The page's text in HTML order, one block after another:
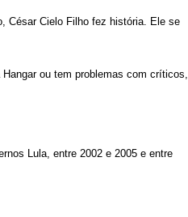
César Cielo Filho fez história. Ele se
ou tem problemas com críticos,
Lula, entre 2002 e 2005 e entre